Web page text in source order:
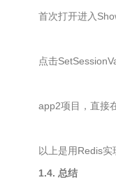
首次打开进入
点击
app2项目，直接
以上是用Redis实
1.4. 总结